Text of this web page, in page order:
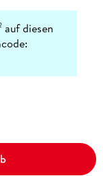
auf diesen